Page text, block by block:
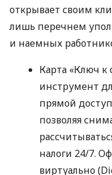
открывает своим
лишь перечнем
и наемных
Карта «Ключ к
инструмент
прямой
позволяя
налоги 24/7.
виртуально